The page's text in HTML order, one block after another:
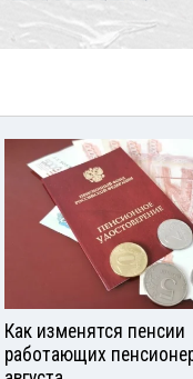
Как изменятся пенсии
работающих